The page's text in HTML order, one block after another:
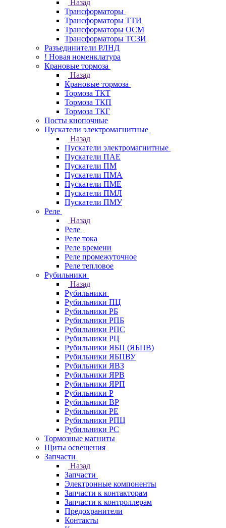
Назад
Трансформаторы
Трансформаторы ТТИ
Трансформаторы ОСМ
Трансформаторы ТСЗИ
Разъединители РЛНД
! Новая номенклатура
Крановые тормоза
Назад
Крановые тормоза
Тормоза ТКТ
Тормоза ТКП
Тормоза ТКГ
Посты кнопочные
Пускатели электромагнитные
Назад
Пускатели электромагнитные
Пускатели ПАЕ
Пускатели ПМ
Пускатели ПМА
Пускатели ПМЕ
Пускатели ПМЛ
Пускатели ПМУ
Реле
Назад
Реле
Реле тока
Реле времени
Реле промежуточное
Реле тепловое
Рубильники
Назад
Рубильники
Рубильники ПЦ
Рубильники РБ
Рубильники РПБ
Рубильники РПС
Рубильники РЦ
Рубильники ЯБП (ЯБПВ)
Рубильники ЯБПВУ
Рубильники ЯВЗ
Рубильники ЯРВ
Рубильники ЯРП
Рубильники Р
Рубильники ВР
Рубильники РЕ
Рубильники РПЦ
Рубильники РС
Тормозные магниты
Щиты освещения
Запчасти
Назад
Запчасти
Электронные компоненты
Запчасти к контакторам
Запчасти к контроллерам
Предохранители
Контакты